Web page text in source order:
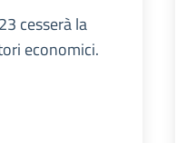
cesserà la
economici.